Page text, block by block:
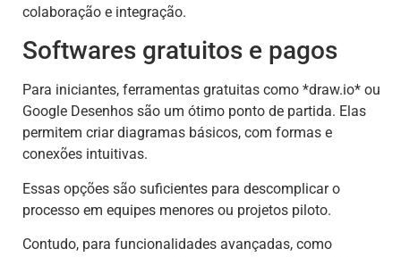
colaboração e integração.
Softwares gratuitos e pagos
Para iniciantes, ferramentas gratuitas como *draw.io* ou
Google Desenhos são um ótimo ponto de partida. Elas
permitem criar diagramas básicos, com formas e
conexões intuitivas.
Essas opções são suficientes para descomplicar o
processo em equipes menores ou projetos piloto.
Contudo, para funcionalidades avançadas, como